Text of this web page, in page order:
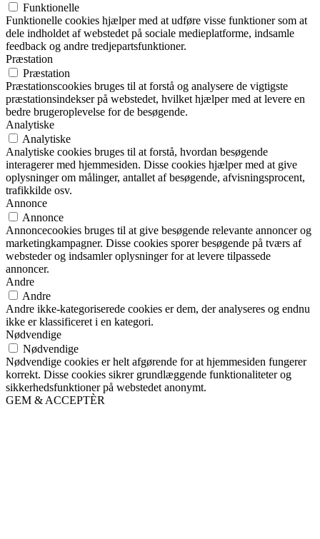
Funktionelle
Funktionelle cookies hjælper med at udføre visse funktioner som at
dele indholdet af webstedet på sociale medieplatforme, indsamle
feedback og andre tredjepartsfunktioner.
Præstation
Præstation
Præstationscookies bruges til at forstå og analysere de vigtigste
præstationsindekser på webstedet, hvilket hjælper med at levere en
bedre brugeroplevelse for de besøgende.
Analytiske
Analytiske
Analytiske cookies bruges til at forstå, hvordan besøgende
interagerer med hjemmesiden. Disse cookies hjælper med at give
oplysninger om målinger, antallet af besøgende, afvisningsprocent,
trafikkilde osv.
Annonce
Annonce
Annoncecookies bruges til at give besøgende relevante annoncer og
marketingkampagner. Disse cookies sporer besøgende på tværs af
websteder og indsamler oplysninger for at levere tilpassede
annoncer.
Andre
Andre
Andre ikke-kategoriserede cookies er dem, der analyseres og endnu
ikke er klassificeret i en kategori.
Nødvendige
Nødvendige
Nødvendige cookies er helt afgørende for at hjemmesiden fungerer
korrekt. Disse cookies sikrer grundlæggende funktionaliteter og
sikkerhedsfunktioner på webstedet anonymt.
GEM & ACCEPTÈR